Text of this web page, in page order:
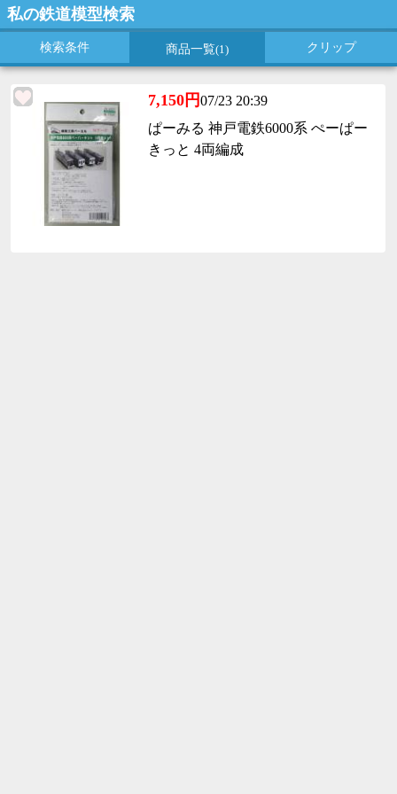
私の鉄道模型検索
検索条件 商品一覧(1) クリップ
7,150円07/23 20:39
ぱーみる 神戸電鉄6000系 ぺーぱー
きっと 4両編成